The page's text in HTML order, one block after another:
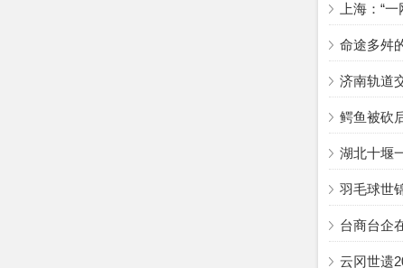
上海：“
命途多舛
济南轨道
鳄鱼被砍
湖北十堰
羽毛球世
台商台企
云冈世遗